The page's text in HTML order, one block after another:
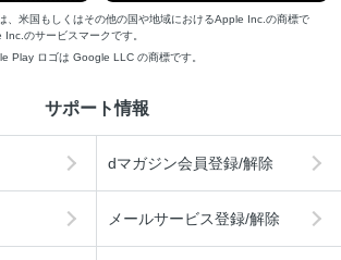
、米国もしくはその他の国や地域におけるApple Inc.の商標で
のサービスマークです。
Play ロゴは Google LLC の商標です。
サポート情報
dマガジン会員登録/解除
メールサービス登録/解除